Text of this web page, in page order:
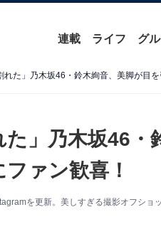
連載 ライフ グ
れた」乃木坂46・鈴木絢音、美脚が目
た」乃木坂46・
ァン歓喜！
を更新。美しすぎる撮影オフショ